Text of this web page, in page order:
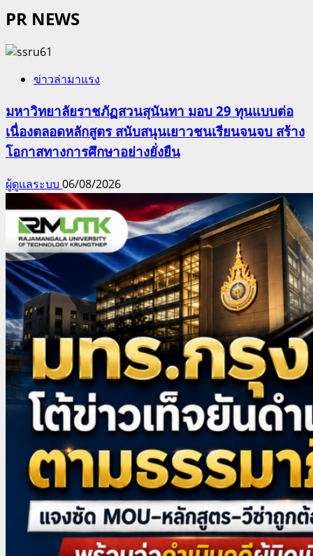
PR NEWS
ข่าวล่ามาแรง
มหาวิทยาลัยราชภัฏสวนสุนันทา มอบ 29 ทุนแบบต่อ
เนื่องตลอดหลักสูตร สนับสนุนเยาวชนเรียนจนจบ สร้าง
โอกาสทางการศึกษาอย่างยั่งยืน
ผู้ดูแลระบบ 06/08/2026